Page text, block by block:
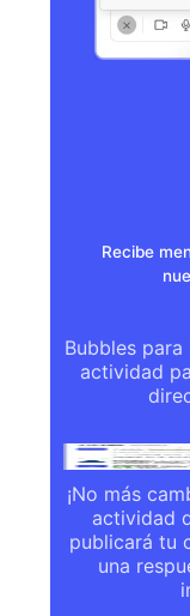
Recibe
Bubbles
actividad
¡No más
actividad
publicará tu
una